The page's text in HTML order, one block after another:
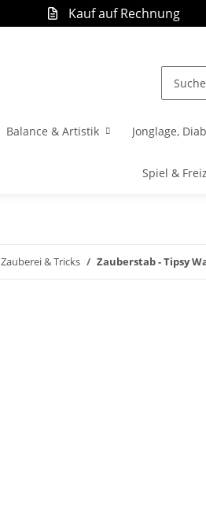
Kauf auf Rechnung
Balance & Artistik Jonglage,
Spiel &
Zauberei & Tricks Zauberstab - Tipsy